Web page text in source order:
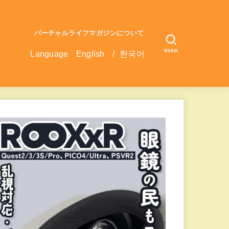
バーチャルライフマガジンについて
Language English / 한국어 SEARCH